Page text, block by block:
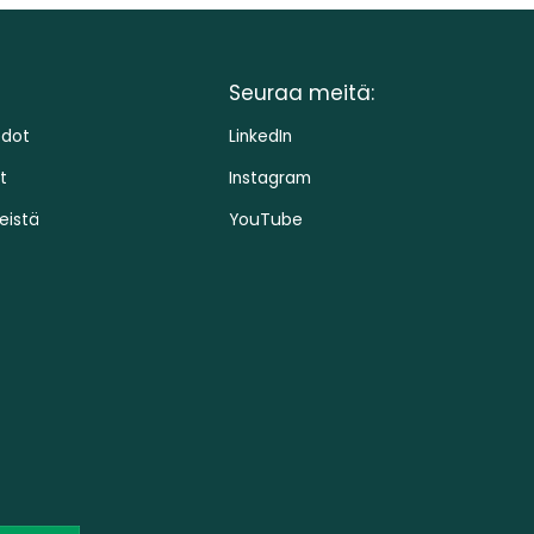
Seuraa meitä:
LinkedIn
Instagram
YouTube